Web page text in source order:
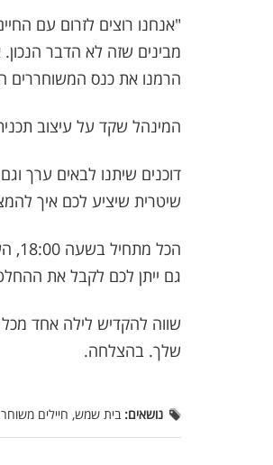
"אנחנו רוצים לזרום עם
מבינים שזה לא הדבר
הרמנו את כנס המשוחררים
המינהל שקד על עיצוב
דוכנים שיתנו לבאים ערך
שיטרית שיציע לכם איך
גם ייתן לכם לקבל את
שווה להקדיש לילה אחד
שלך. בהצלחה.
נושאים: בית שמש, חיילים